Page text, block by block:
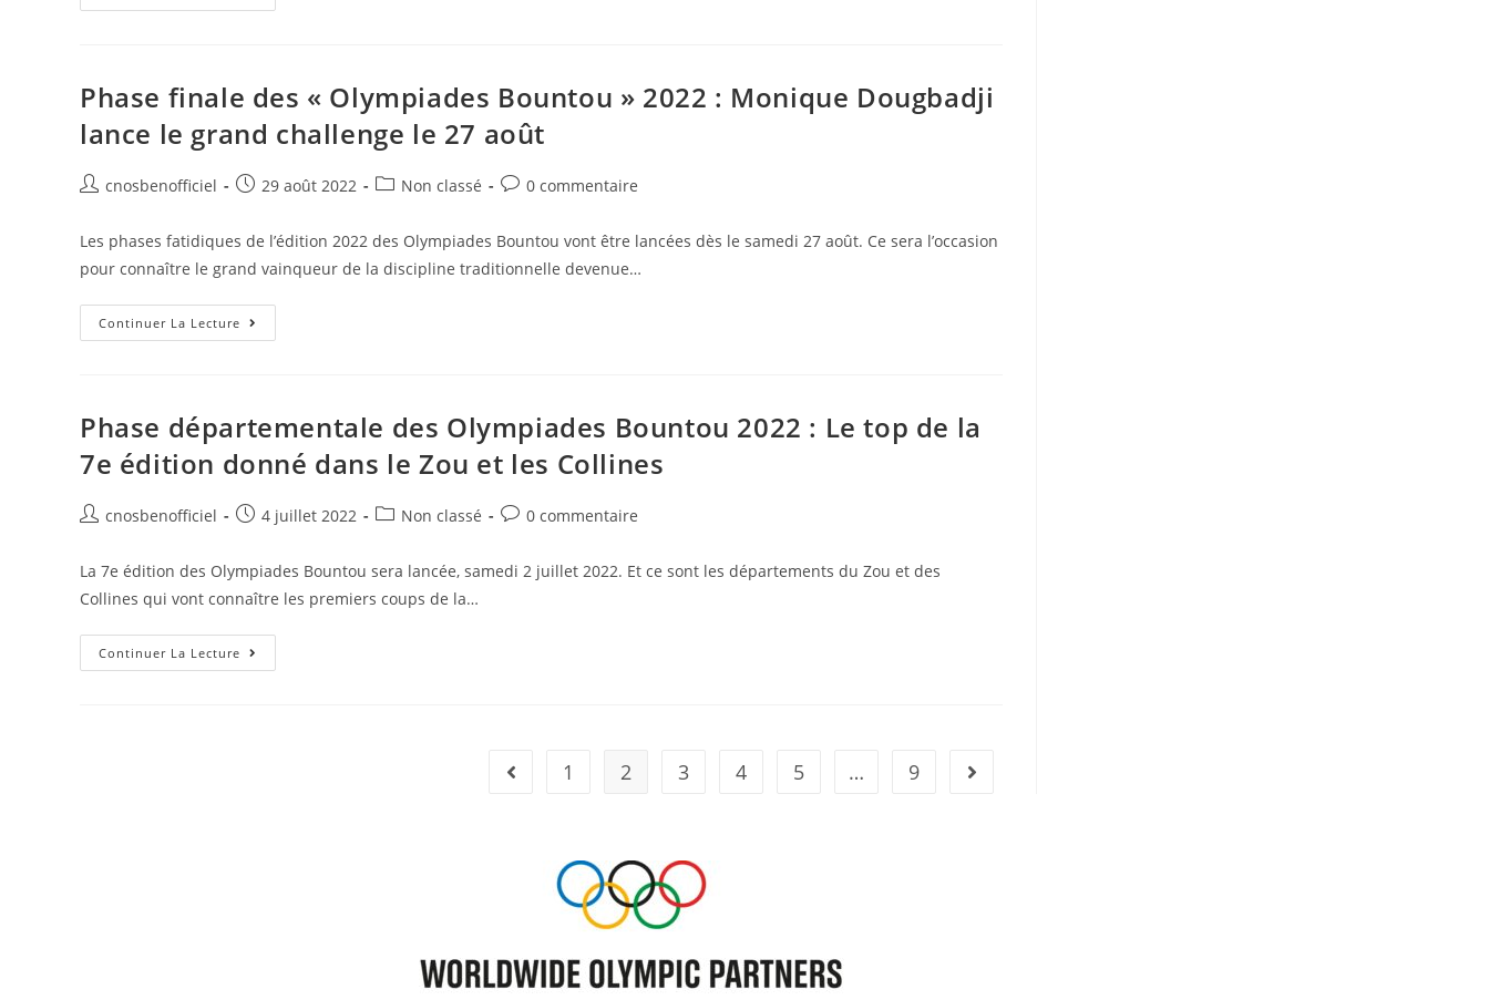
Phase finale des « Olympiades Bountou » 2022 : Monique Dougbadji
lance le grand challenge le 27 août
cnosbenofficiel 29 août 2022 Non classé 0 commentaire
Les phases fatidiques de l’édition 2022 des Olympiades Bountou vont être lancées dès le samedi 27 août. Ce sera l’occasion
pour connaître le grand vainqueur de la discipline traditionnelle devenue…
Continuer La Lecture
Phase départementale des Olympiades Bountou 2022 : Le top de la
7e édition donné dans le Zou et les Collines
cnosbenofficiel 4 juillet 2022 Non classé 0 commentaire
La 7e édition des Olympiades Bountou sera lancée, samedi 2 juillet 2022. Et ce sont les départements du Zou et des
Collines qui vont connaître les premiers coups de la…
Continuer La Lecture
1 2 3 4 5 … 9